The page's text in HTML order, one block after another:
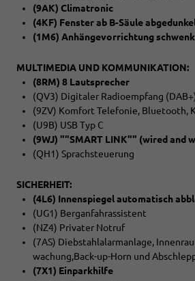
(9AK) Climatronic
(4KF) Fenster ab B-Säule
(1M6) Anhängevorrichtung
MULTIMEDIA UND KOMMUNIKATION:
(8RM) 8 Lautsprecher
(QV3) Digitaler Radioempfang
(9ZV) Komfort Telefonie, Bluetooth,
(U9B) USB Typ C
(9WJ) ""SMART LINK"" (wired and
(QH1) Sprachsteuerung
SICHERHEIT:
(4L6) Innenspiegel automatisch
(UG1) Berganfahrassistent
(NZ4) Privater Notruf
(7AS) Diebstahlalarmanlage,
wachung,Back-up-Horn und
(7X1) Einparkhilfe